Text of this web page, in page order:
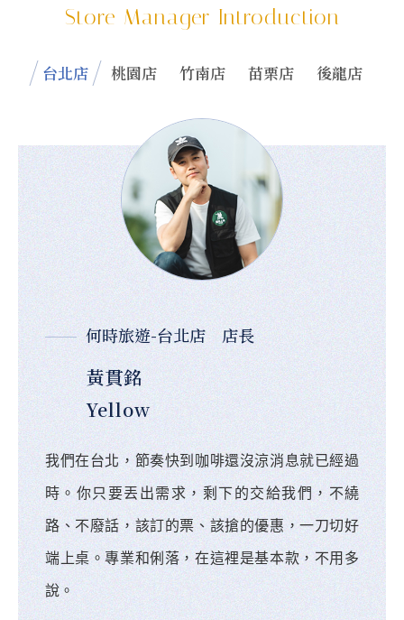
Store Manager Introduction
台北店 桃園店 竹南店 苗栗店 後龍店
何時旅遊-台北店 店長
黃貫銘
Yellow
我們在台北，節奏快到咖啡還沒涼消息就已經過
時。你只要丟出需求，剩下的交給我們，不繞
路、不廢話，該訂的票、該搶的優惠，一刀切好
端上桌。專業和俐落，在這裡是基本款，不用多
說。